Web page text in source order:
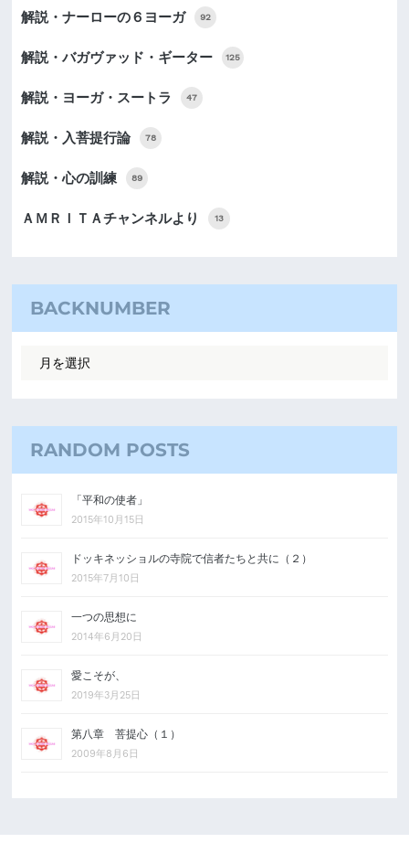
解説・ナーローの６ヨーガ 92
解説・バガヴァッド・ギーター 125
解説・ヨーガ・スートラ 47
解説・入菩提行論 78
解説・心の訓練 89
ＡＭＲＩＴＡチャンネルより 13
BACKNUMBER
RANDOM POSTS
「平和の使者」
2015年10月15日
ドッキネッショルの寺院で信者たちと共に（２）
2015年7月10日
一つの思想に
2014年6月20日
愛こそが、
2019年3月25日
第八章 菩提心（１）
2009年8月6日